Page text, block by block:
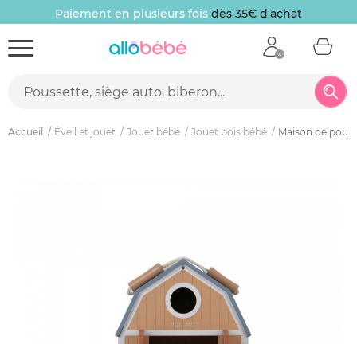
Paiement en plusieurs fois dès 35€ d'achat
Accueil Éveil et jouet Jouet bébé Jouet bois bébé Maison de